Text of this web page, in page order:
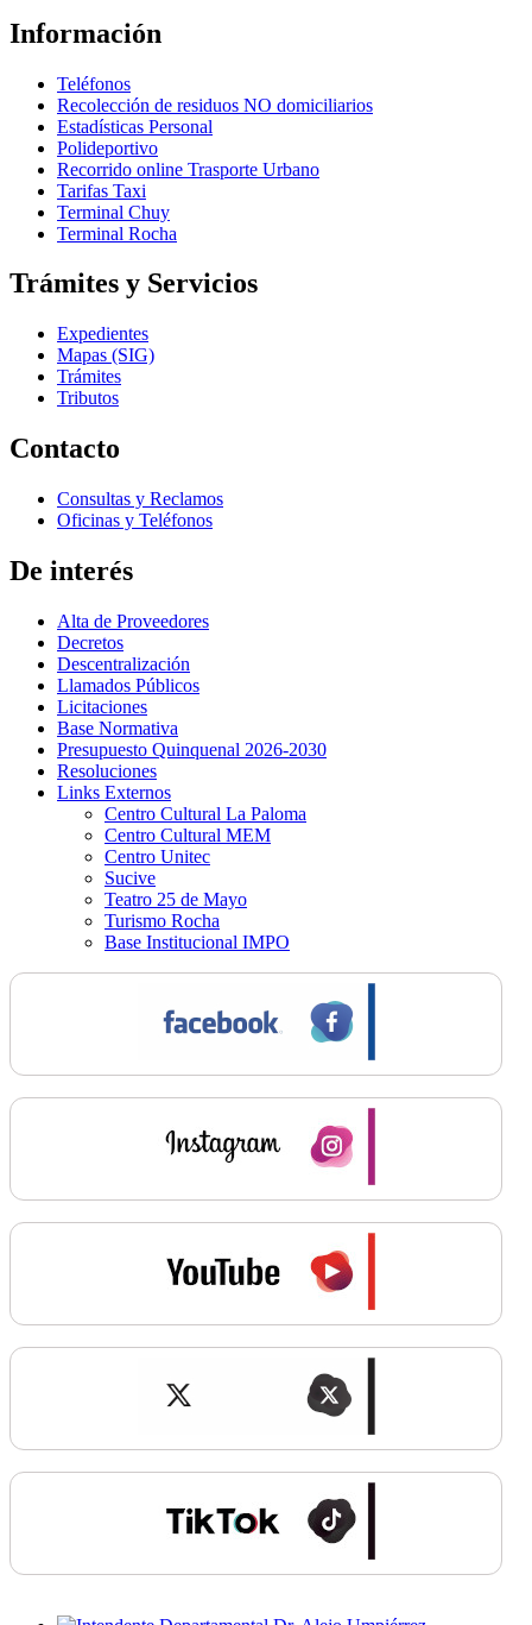
Información
Teléfonos
Recolección de residuos NO domiciliarios
Estadísticas Personal
Polideportivo
Recorrido online Trasporte Urbano
Tarifas Taxi
Terminal Chuy
Terminal Rocha
Trámites y Servicios
Expedientes
Mapas (SIG)
Trámites
Tributos
Contacto
Consultas y Reclamos
Oficinas y Teléfonos
De interés
Alta de Proveedores
Decretos
Descentralización
Llamados Públicos
Licitaciones
Base Normativa
Presupuesto Quinquenal 2026-2030
Resoluciones
Links Externos
Centro Cultural La Paloma
Centro Cultural MEM
Centro Unitec
Sucive
Teatro 25 de Mayo
Turismo Rocha
Base Institucional IMPO